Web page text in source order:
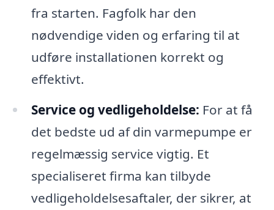
fra starten. Fagfolk har den
nødvendige viden og erfaring til at
udføre installationen korrekt og
effektivt.
Service og vedligeholdelse: For at få
det bedste ud af din varmepumpe er
regelmæssig service vigtig. Et
specialiseret firma kan tilbyde
vedligeholdelsesaftaler, der sikrer, at